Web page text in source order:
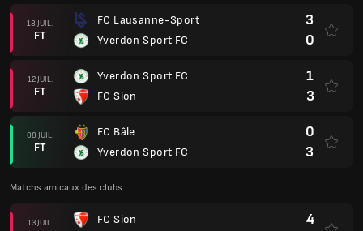
18 JUIL.
FT
FC Lausanne-Sport
Yverdon Sport FC
3
0
12 JUIL.
FT
Yverdon Sport FC
FC Sion
1
3
08 JUIL.
FT
FC Bâle
Yverdon Sport FC
0
3
Matchs amicaux des clubs
13 JUIL.
FC Sion
4